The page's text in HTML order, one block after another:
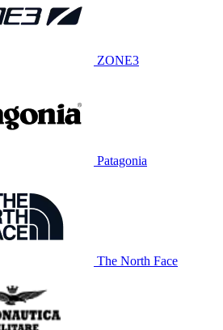
ZONE3
Patagonia
The North Face